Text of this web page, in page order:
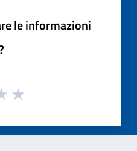
le informazioni